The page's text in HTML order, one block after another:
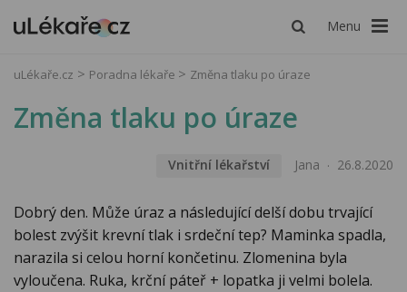
Menu
uLékaře.cz Poradna lékaře Změna tlaku po úraze
Změna tlaku po úraze
Vnitřní lékařství Jana 26.8.2020
Dobrý den. Může úraz a následující delší dobu trvající
bolest zvýšit krevní tlak i srdeční tep? Maminka spadla,
narazila si celou horní končetinu. Zlomenina byla
vyloučena. Ruka, krční páteř + lopatka ji velmi bolela.